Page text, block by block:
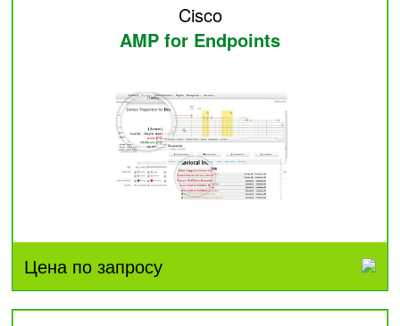
Cisco
AMP for Endpoints
Цена по запросу